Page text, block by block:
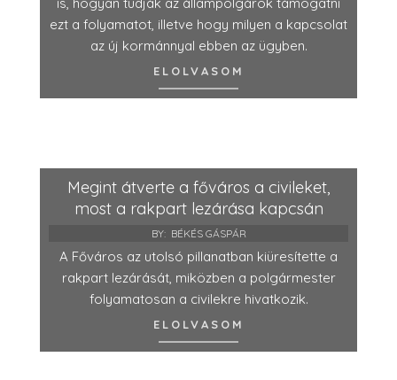
is, hogyan tudják az állampolgárok támogatni
ezt a folyamatot, illetve hogy milyen a kapcsolat
az új kormánnyal ebben az ügyben.
ELOLVASOM
Megint átverte a főváros a civileket,
most a rakpart lezárása kapcsán
BY: BÉKÉS GÁSPÁR
A Főváros az utolsó pillanatban kiüresítette a
rakpart lezárását, miközben a polgármester
folyamatosan a civilekre hivatkozik.
ELOLVASOM